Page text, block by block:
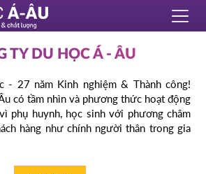
TY DU HỌC Á - ÂU
- 27 năm Kinh nghiệm & Thành công!
có tầm nhìn và phương thức hoạt động
phụ huynh, học sinh với phương châm
hàng như chính người thân trong gia